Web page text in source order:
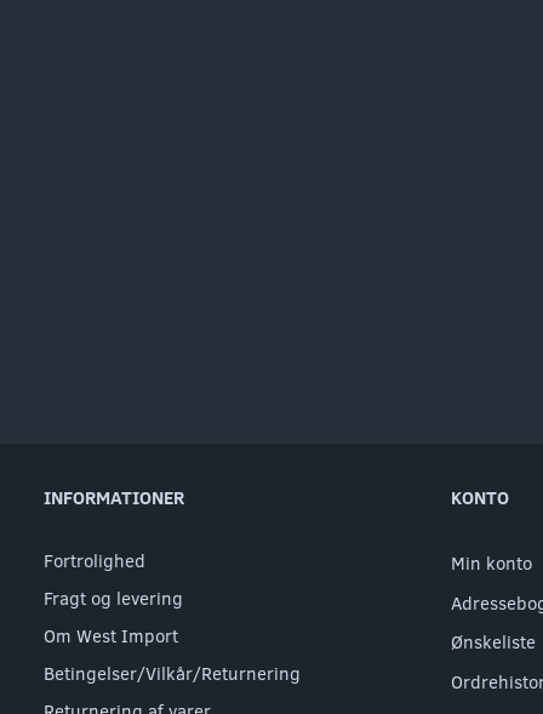
INFORMATIONER
Fortrolighed
Fragt og levering
Om West Import
Betingelser/Vilkår/Returnering
KONTO
Min konto
Ønskeliste